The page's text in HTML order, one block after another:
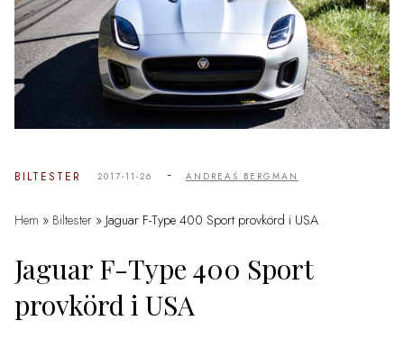
BILTESTER 2017-11-26 - ANDREAS BERGMAN
Hem » Biltester » Jaguar F-Type 400 Sport provkörd i USA
Jaguar F-Type 400 Sport
provkörd i USA